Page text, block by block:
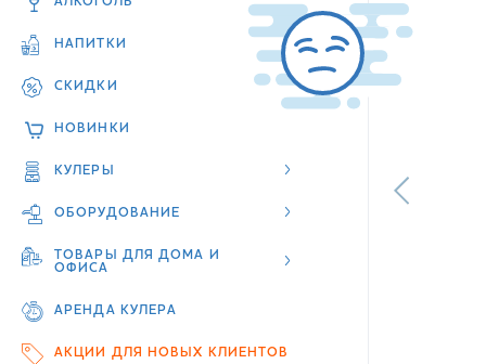
НАПИТКИ
СКИДКИ
НОВИНКИ
КУЛЕРЫ
ОБОРУДОВАНИЕ
ТОВАРЫ ДЛЯ ДОМА И
ОФИСА
АРЕНДА КУЛЕРА
АКЦИИ ДЛЯ НОВЫХ КЛИЕНТОВ